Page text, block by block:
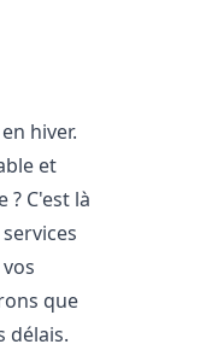
hiver.
et
? C'est là
que
délais.